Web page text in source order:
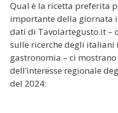
Qual è la ricetta preferita
importante della giornata
dati di Tavolartegusto.it –
sulle ricerche degli italiani
gastronomia – ci
dell’interesse regionale
del 2024: